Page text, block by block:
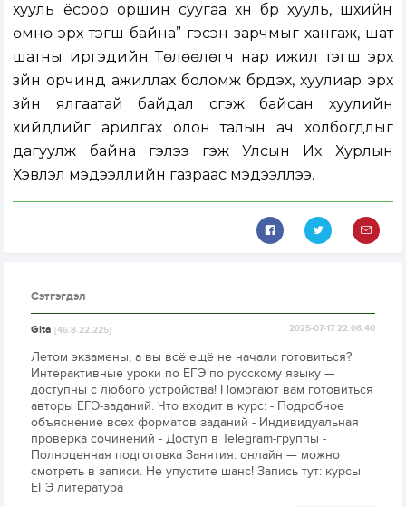
хууль ёсоор оршин суугаа хүн бүр хууль, шүүхийн
өмнө эрх тэгш байна” гэсэн зарчмыг хангаж, шат
шатны иргэдийн Төлөөлөгч нар ижил тэгш эрх
зүйн орчинд ажиллах боломж бүрдэх, хуулиар эрх
зүйн ялгаатай байдал үүсгэж байсан хуулийн
хийдлийг арилгах олон талын ач холбогдлыг
дагуулж байна гэлээ гэж Улсын Их Хурлын
Хэвлэл мэдээллийн газраас мэдээллээ.
Сэтгэгдэл
Gita[46.8.22.225] 2025-07-17 22:06:40
Летом экзамены, а вы всё ещё не начали готовиться?
Интерактивные уроки по ЕГЭ по русскому языку —
доступны с любого устройства! Помогают вам готовиться
авторы ЕГЭ-заданий. Что входит в курс: - Подробное
объяснение всех форматов заданий - Индивидуальная
проверка сочинений - Доступ в Telegram-группы -
Полноценная подготовка Занятия: онлайн — можно
смотреть в записи. Не упустите шанс! Запись тут: курсы
ЕГЭ литература